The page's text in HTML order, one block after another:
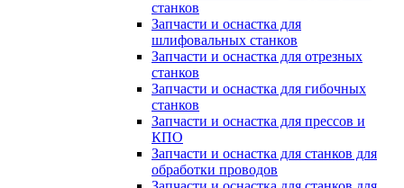
станков
Запчасти и оснастка для
шлифовальных станков
Запчасти и оснастка для отрезных
станков
Запчасти и оснастка для гибочных
станков
Запчасти и оснастка для прессов и
КПО
Запчасти и оснастка для станков для
обработки проводов